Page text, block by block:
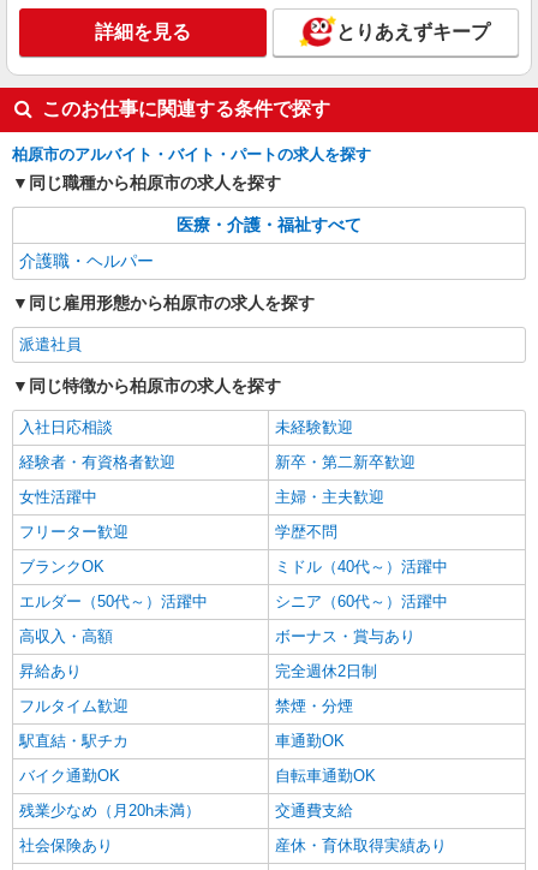
活動支援メインで負担少なめ＊障がい者デイ
サービスの支援員＊
時給1550円〜2187円 ＜日払い有/週払い有/交
通費全支給(ガソリン代含む)＞
柏原市内
キープ
株式会社kotrio /●OS-H2-2157669
柏原市＊障がい者デイサービスSTAFF大募
集！無資格・未経験歓迎
柏原市内
キープ 詳細を見る
派遣社員
株式会社kotrio /●OS-H2-2162457
柏原市/住宅型有料老人ホームSTAFF＊面接
時給1550円〜2187円 ＜日払い有/週払い有/交
通費全支給(ガソリン代含む)＞
柏原市内
キープ 詳細を見る
詳細を見る とりあえずキープ
このお仕事に関連する条件で探す
柏原市のアルバイト・バイト・パートの求人を探す
同じ職種から柏原市の求人を探す
医療・介護・福祉すべて
介護職・ヘルパー
同じ雇用形態から柏原市の求人を探す
派遣社員
同じ特徴から柏原市の求人を探す
入社日応相談
未経験歓迎
経験者・有資格者歓迎
新卒・第二新卒歓迎
女性活躍中
主婦・主夫歓迎
フリーター歓迎
学歴不問
ブランクOK
ミドル（40代～）活躍中
エルダー（50代～）活躍中
シニア（60代～）活躍中
高収入・高額
ボーナス・賞与あり
昇給あり
完全週休2日制
フルタイム歓迎
禁煙・分煙
駅直結・駅チカ
車通勤OK
バイク通勤OK
自転車通勤OK
残業少なめ（月20h未満）
交通費支給
社会保険あり
産休・育休取得実績あり